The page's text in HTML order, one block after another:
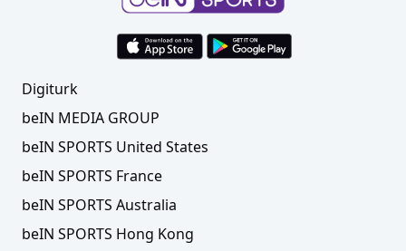
Digiturk
beIN MEDIA GROUP
beIN SPORTS United States
beIN SPORTS France
beIN SPORTS Australia
beIN SPORTS Hong Kong